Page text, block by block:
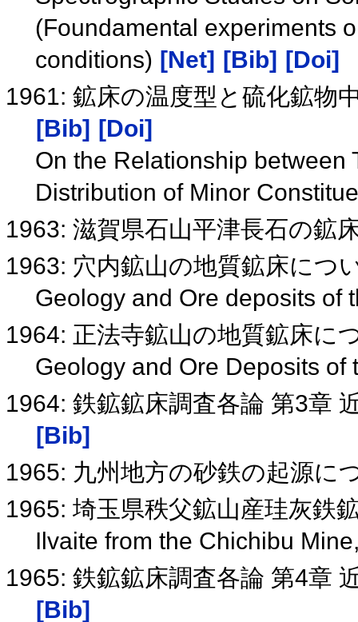
(Foundamental experiments
conditions) [Net] [Bib] [Doi]
1961: 鉱床の温度型と硫化鉱物
[Bib] [Doi]
On the Relationship between
Distribution of Minor
1963: 滋賀県石山平津長石の鉱
1963: 穴内鉱山の地質鉱床につ
Geology and Ore deposits of
1964: 正法寺鉱山の地質鉱床に
Geology and Ore Deposits
1964: 鉄鉱鉱床調査各論 第3章
[Bib]
1965: 九州地方の砂鉄の起源に
1965: 埼玉県秩父鉱山産珪灰鉄
Ilvaite from the Chichibu
1965: 鉄鉱鉱床調査各論 第4章
[Bib]